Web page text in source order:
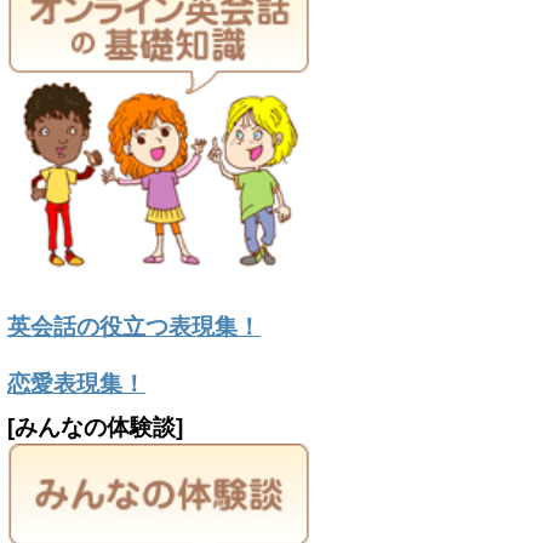
英会話の役立つ表現集！
恋愛表現集！
[みんなの体験談]